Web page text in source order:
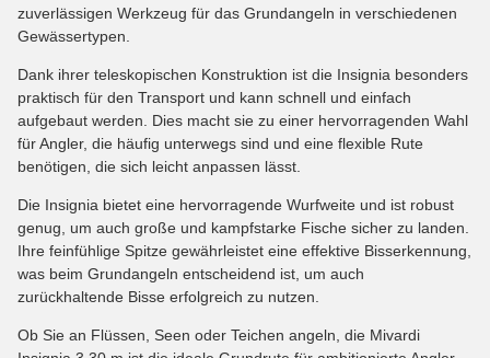
zuverlässigen Werkzeug für das Grundangeln in verschiedenen
Gewässertypen.
Dank ihrer teleskopischen Konstruktion ist die Insignia besonders
praktisch für den Transport und kann schnell und einfach
aufgebaut werden. Dies macht sie zu einer hervorragenden Wahl
für Angler, die häufig unterwegs sind und eine flexible Rute
benötigen, die sich leicht anpassen lässt.
Die Insignia bietet eine hervorragende Wurfweite und ist robust
genug, um auch große und kampfstarke Fische sicher zu landen.
Ihre feinfühlige Spitze gewährleistet eine effektive Bisserkennung,
was beim Grundangeln entscheidend ist, um auch
zurückhaltende Bisse erfolgreich zu nutzen.
Ob Sie an Flüssen, Seen oder Teichen angeln, die Mivardi